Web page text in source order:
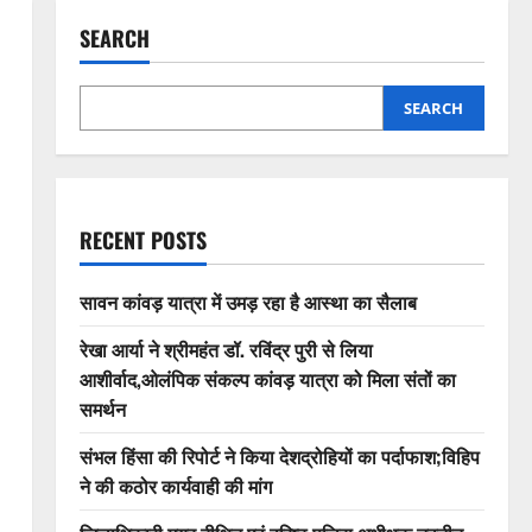
SEARCH
SEARCH
RECENT POSTS
सावन कांवड़ यात्रा में उमड़ रहा है आस्था का सैलाब
रेखा आर्या ने श्रीमहंत डॉ. रविंद्र पुरी से लिया
आशीर्वाद,ओलंपिक संकल्प कांवड़ यात्रा को मिला संतों का
समर्थन
संभल हिंसा की रिपोर्ट ने किया देशद्रोहियों का पर्दाफाश;विहिप
ने की कठोर कार्यवाही की मांग